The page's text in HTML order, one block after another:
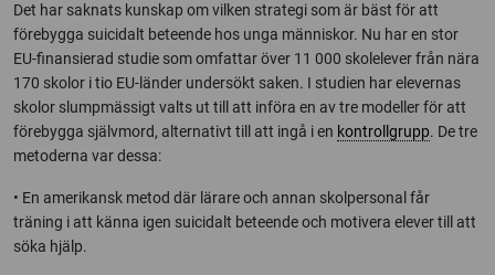
Det har saknats kunskap om vilken strategi som är bäst för att
förebygga suicidalt beteende hos unga människor. Nu har en stor
EU-finansierad studie som omfattar över 11 000 skolelever från nära
170 skolor i tio EU-länder undersökt saken. I studien har elevernas
skolor slumpmässigt valts ut till att införa en av tre modeller för att
förebygga självmord, alternativt till att ingå i en kontrollgrupp. De tre
metoderna var dessa:
• En amerikansk metod där lärare och annan skolpersonal får
träning i att känna igen suicidalt beteende och motivera elever till att
söka hjälp.